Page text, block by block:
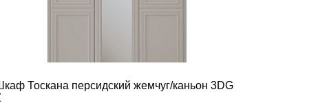
Тоскана персидский жемчуг/каньон 3DG